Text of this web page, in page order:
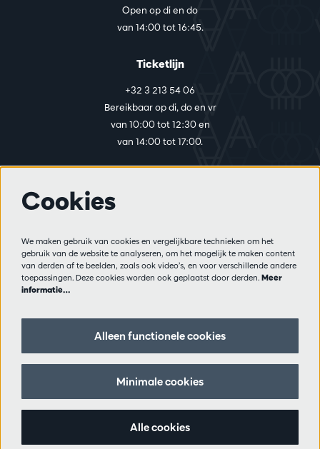
Open op di en do
van 14:00 tot 16:45.
Ticketlijn
+32 3 213 54 06
Bereikbaar op di, do en vr
van 10:00 tot 12:30 en
van 14:00 tot 17:00.
Privacy
Verkoopsvoorwaarden
Pers
Volg ons
Cookies
We maken gebruik van cookies en vergelijkbare technieken om het
gebruik van de website te analyseren, om het mogelijk te maken content
van derden af te beelden, zoals ook video’s, en voor verschillende andere
toepassingen. Deze cookies worden ook geplaatst door derden. Meer
informatie…
Alleen functionele cookies
Minimale cookies
Alle cookies